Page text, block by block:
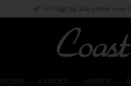
Fri fragt på alle ordrer over
KVINDER HERRER